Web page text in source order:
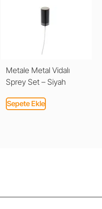
Metale Metal Vidalı
Sprey Set – Siyah
Sepete Ekle